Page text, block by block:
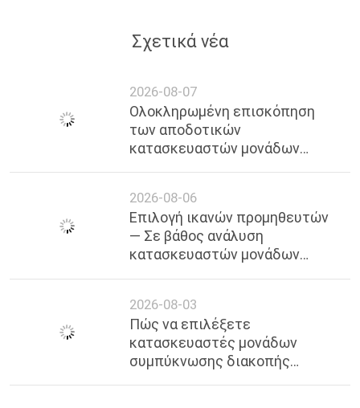
Σχετικά νέα
2026-08-07
Ολοκληρωμένη επισκόπηση
των αποδοτικών
κατασκευαστών μονάδων
2026-08-06
Επιλογή ικανών προμηθευτών
— Σε βάθος ανάλυση
κατασκευαστών μονάδων
2026-08-03
Πώς να επιλέξετε
κατασκευαστές μονάδων
συμπύκνωσης διακοπής